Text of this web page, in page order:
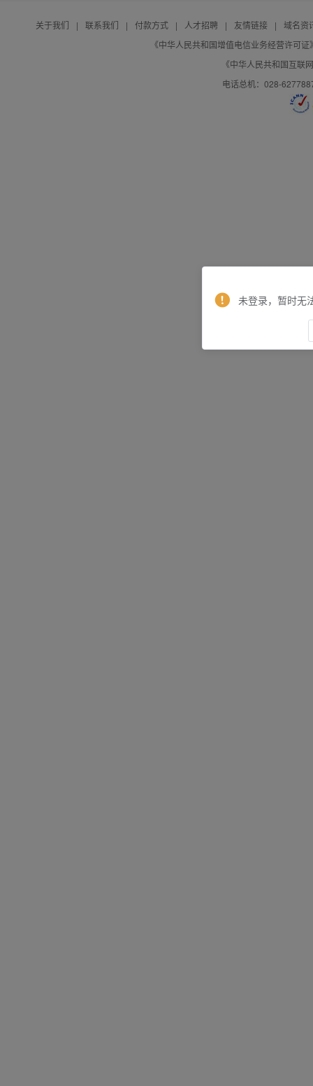
关于我们 | 联系我们 | 付款方式 | 人才招聘 | 友情链接 |
域名资
《中华人民共和国增值电信业务经营许可
《中华人民共和国互联
电话总机：028-
未登录，暂时无